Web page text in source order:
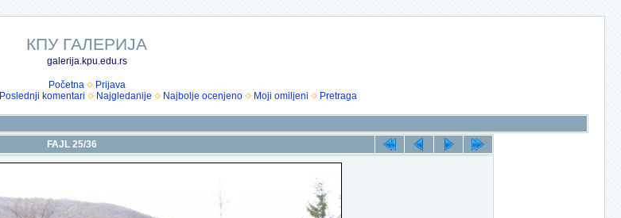
КПУ ГАЛЕРИЈА
galerija.kpu.edu.rs
Početna
Prijava
Poslednji komentari Najgledanije Najbolje ocenjeno Moji omiljeni Pretraga
FAJL 25/36